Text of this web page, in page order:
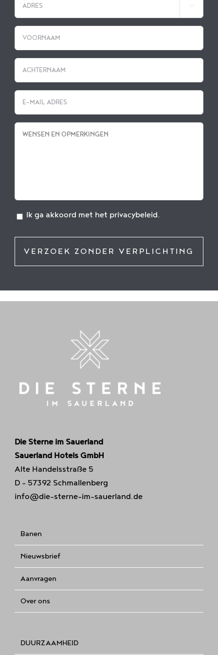
JJJJ

Ik ga akkoord met het privacybeleid.
Die Sterne im Sauerland
Sauerland Hotels GmbH
Alte Handelsstraße 5
D - 57392 Schmallenberg
info@die-sterne-im-sauerland.de
Banen
Nieuwsbrief
Aanvragen
Over ons
DUURZAAMHEID